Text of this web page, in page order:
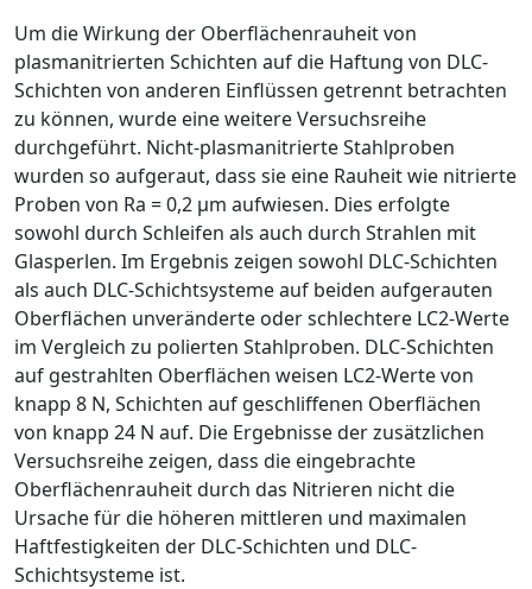
Um die Wirkung der ­Oberflächenrauheit von
plasmanitrierten Schichten auf die Haftung von DLC-
Schichten von anderen Einflüssen getrennt betrachten
zu können, wurde eine weitere Versuchsreihe
durchgeführt. Nicht-plasmanitrierte Stahlproben
wurden so aufgeraut, dass sie eine Rauheit wie nitrierte
Proben von Ra = 0,2 µm aufwiesen. Dies erfolgte
sowohl durch Schleifen als auch durch Strahlen mit
Glasperlen. Im Ergebnis zeigen sowohl DLC-Schichten
als auch DLC-Schichtsysteme auf beiden aufgerauten
Oberflächen unveränderte oder schlechtere LC2-­Werte
im Vergleich zu polierten Stahlproben. DLC-Schichten
auf gestrahlten Oberflächen weisen LC2-Werte von
knapp 8 N, Schichten auf geschliffenen Oberflächen
von knapp 24 N auf. Die Ergebnisse der zusätzlichen
Versuchsreihe zeigen, dass die eingebrachte
Oberflächenrauheit durch das Nitrieren nicht die
Ursache für die höheren mittleren und maximalen
Haftfestigkeiten der DLC-Schichten und DLC-
Schichtsysteme ist.